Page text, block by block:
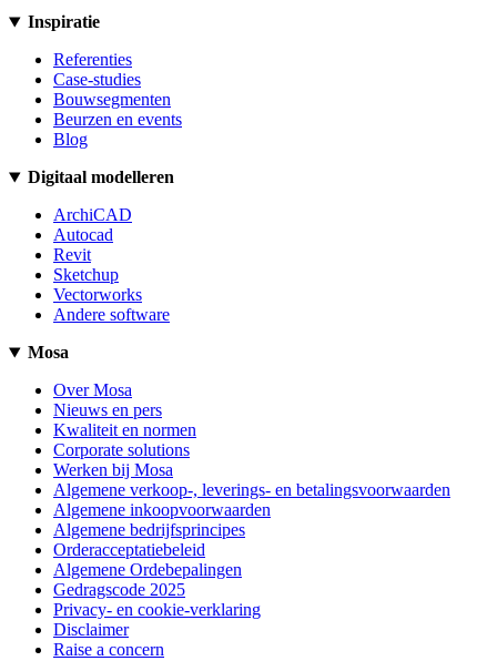
Inspiratie
Referenties
Case-studies
Bouwsegmenten
Beurzen en events
Blog
Digitaal modelleren
ArchiCAD
Autocad
Revit
Sketchup
Vectorworks
Andere software
Mosa
Over Mosa
Nieuws en pers
Kwaliteit en normen
Corporate solutions
Werken bij Mosa
Algemene verkoop-, leverings- en betalingsvoorwaarden
Algemene inkoopvoorwaarden
Algemene bedrijfsprincipes
Orderacceptatiebeleid
Algemene Ordebepalingen
Gedragscode 2025
Privacy- en cookie-verklaring
Disclaimer
Raise a concern